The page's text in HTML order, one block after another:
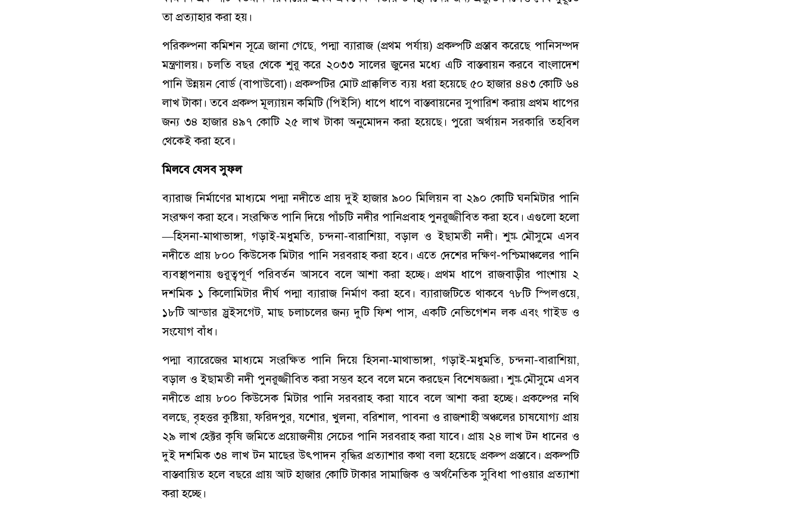
তা প্রত্যাহার করা হয়।
পরিকল্পনা কমিশন সূত্রে জানা গেছে, পদ্মা ব্যারাজ (প্রথম পর্যায়) প্রকল্পটি প্রস্তাব করেছে পানিসম্পদ
মন্ত্রণালয়। চলতি বছর থেকে শুরু করে ২০৩৩ সালের জুনের মধ্যে এটি বাস্তবায়ন করবে বাংলাদেশ
পানি উন্নয়ন বোর্ড (বাপাউবো)। প্রকল্পটির মোট প্রাক্কলিত ব্যয় ধরা হয়েছে ৫০ হাজার ৪৪৩ কোটি ৬৪
লাখ টাকা। তবে প্রকল্প মূল্যায়ন কমিটি (পিইসি) ধাপে ধাপে বাস্তবায়নের সুপারিশ করায় প্রথম ধাপের
জন্য ৩৪ হাজার ৪৯৭ কোটি ২৫ লাখ টাকা অনুমোদন করা হয়েছে। পুরো অর্থায়ন সরকারি তহবিল
থেকেই করা হবে।
মিলবে যেসব সুফল
ব্যারাজ নির্মাণের মাধ্যমে পদ্মা নদীতে প্রায় দুই হাজার ৯০০ মিলিয়ন বা ২৯০ কোটি ঘনমিটার পানি
সংরক্ষণ করা হবে। সংরক্ষিত পানি দিয়ে পাঁচটি নদীর পানিপ্রবাহ পুনরুজ্জীবিত করা হবে। এগুলো হলো
—হিসনা-মাথাভাঙ্গা, গড়াই-মধুমতি, চন্দনা-বারাশিয়া, বড়াল ও ইছামতী নদী। শুষ্ক মৌসুমে এসব
নদীতে প্রায় ৮০০ কিউসেক মিটার পানি সরবরাহ করা হবে। এতে দেশের দক্ষিণ-পশ্চিমাঞ্চলের পানি
ব্যবস্থাপনায় গুরুত্বপূর্ণ পরিবর্তন আসবে বলে আশা করা হচ্ছে। প্রথম ধাপে রাজবাড়ীর পাংশায় ২
দশমিক ১ কিলোমিটার দীর্ঘ পদ্মা ব্যারাজ নির্মাণ করা হবে। ব্যারাজটিতে থাকবে ৭৮টি স্পিলওয়ে,
১৮টি আন্ডার স্লুইসগেট, মাছ চলাচলের জন্য দুটি ফিশ পাস, একটি নেভিগেশন লক এবং গাইড ও
সংযোগ বাঁধ।
পদ্মা ব্যারেজের মাধ্যমে সংরক্ষিত পানি দিয়ে হিসনা-মাথাভাঙ্গা, গড়াই-মধুমতি, চন্দনা-বারাশিয়া,
বড়াল ও ইছামতী নদী পুনরুজ্জীবিত করা সম্ভব হবে বলে মনে করছেন বিশেষজ্ঞরা। শুষ্ক মৌসুমে এসব
নদীতে প্রায় ৮০০ কিউসেক মিটার পানি সরবরাহ করা যাবে বলে আশা করা হচ্ছে। প্রকল্পের নথি
বলছে, বৃহত্তর কুষ্টিয়া, ফরিদপুর, যশোর, খুলনা, বরিশাল, পাবনা ও রাজশাহী অঞ্চলের চাষযোগ্য প্রায়
২৯ লাখ হেক্টর কৃষি জমিতে প্রয়োজনীয় সেচের পানি সরবরাহ করা যাবে। প্রায় ২৪ লাখ টন ধানের ও
দুই দশমিক ৩৪ লাখ টন মাছের উৎপাদন বৃদ্ধির প্রত্যাশার কথা বলা হয়েছে প্রকল্প প্রস্তাবে। প্রকল্পটি
বাস্তবায়িত হলে বছরে প্রায় আট হাজার কোটি টাকার সামাজিক ও অর্থনৈতিক সুবিধা পাওয়ার প্রত্যাশা
করা হচ্ছে।